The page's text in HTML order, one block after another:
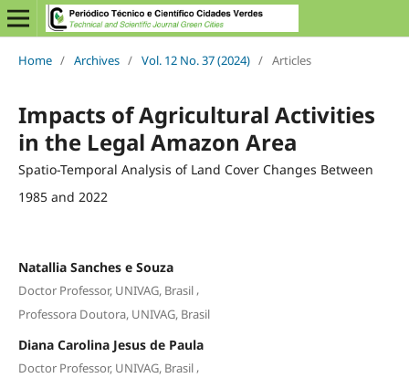
Home / Archives / Vol. 12 No. 37 (2024) / Articles
Impacts of Agricultural Activities
in the Legal Amazon Area
Spatio-Temporal Analysis of Land Cover Changes Between
1985 and 2022
Natallia Sanches e Souza
Doctor Professor, UNIVAG, Brasil,
Professora Doutora, UNIVAG, Brasil
Diana Carolina Jesus de Paula
Doctor Professor, UNIVAG, Brasil,